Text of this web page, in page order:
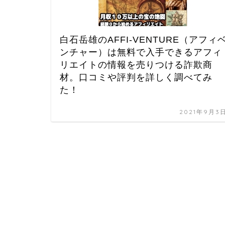
白石岳雄のAFFI-VENTURE（アフィ
ンチャー）は無料で入手できるアフィ
リエイトの情報を売りつける詐欺商
材。口コミや評判を詳しく調べてみ
た！
2021年9月3